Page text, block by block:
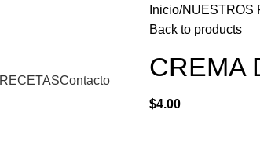
RECETASContacto
Inicio NUESTROS
Back to products
CREMA
$4.00